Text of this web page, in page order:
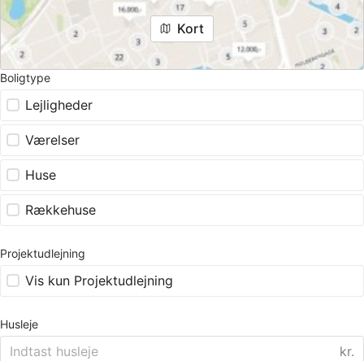
Kort
Boligtype
Lejligheder
Værelser
Huse
Rækkehuse
Projektudlejning
Vis kun Projektudlejning
Husleje
kr.